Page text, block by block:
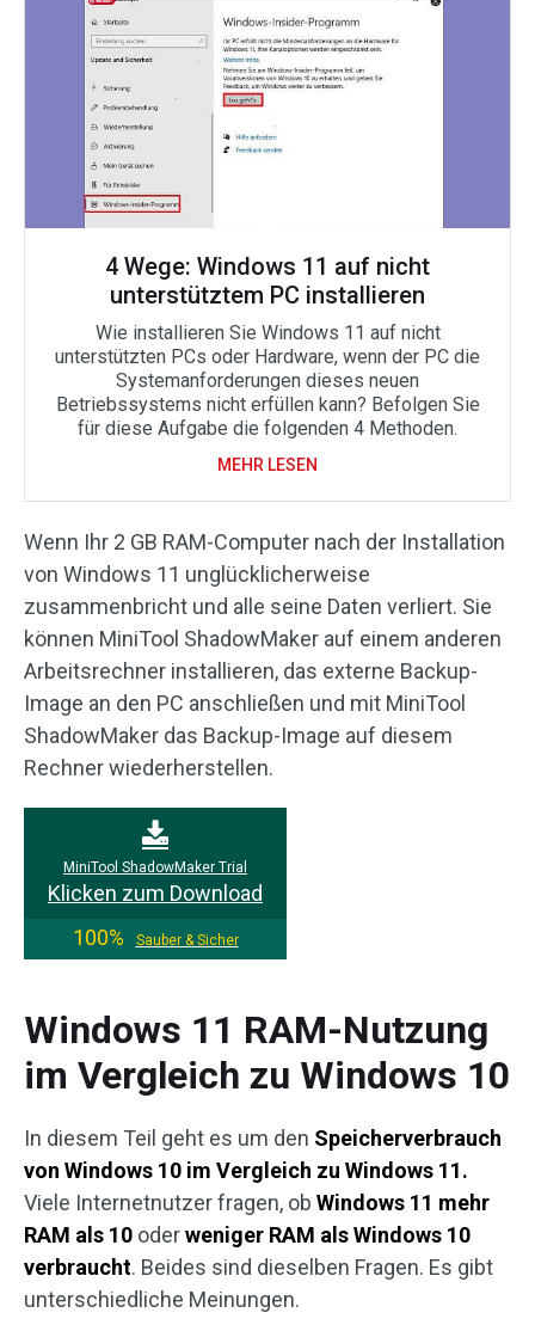
4 Wege: Windows 11 auf nicht
unterstütztem PC installieren
Wie installieren Sie Windows 11 auf nicht
unterstützten PCs oder Hardware, wenn der PC die
Systemanforderungen dieses neuen
Betriebssystems nicht erfüllen kann? Befolgen Sie
für diese Aufgabe die folgenden 4 Methoden.
MEHR LESEN
Wenn Ihr 2 GB RAM-Computer nach der Installation
von Windows 11 unglücklicherweise
zusammenbricht und alle seine Daten verliert. Sie
können MiniTool ShadowMaker auf einem anderen
Arbeitsrechner installieren, das externe Backup-
Image an den PC anschließen und mit MiniTool
ShadowMaker das Backup-Image auf diesem
Rechner wiederherstellen.
MiniTool ShadowMaker Trial
Klicken zum Download
100%
Sauber & Sicher
Windows 11 RAM-Nutzung
im Vergleich zu Windows 10
In diesem Teil geht es um den Speicherverbrauch
von Windows 10 im Vergleich zu Windows 11.
Viele Internetnutzer fragen, ob Windows 11 mehr
RAM als 10 oderweniger RAM als Windows 10
verbraucht. Beides sind dieselben Fragen. Es gibt
unterschiedliche Meinungen.